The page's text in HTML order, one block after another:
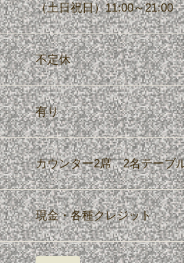
（土日祝日）11:00～21:00
不定休
有り
カウンター2席 2名テーブ
現金・各種クレジット